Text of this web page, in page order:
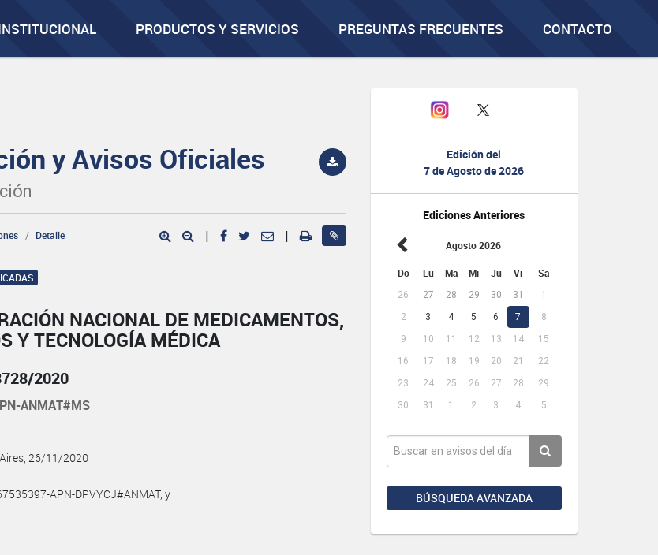
PRODUCTOS Y SERVICIOS PREGUNTAS FRECUENTES CONTACTO
Edición del
7 de Agosto de 2026
Ediciones Anteriores
Agosto 2026
Do Lu Ma Mi Ju Vi Sa
26 27 28 29 30 31
1
2
3 4 5 6 7
8
9
10 11 12 13 14
15
16
17 18 19 20 21
22
23
24 25 26 27 28
29
30
31 1 2 3 4 5
BÚSQUEDA AVANZADA
y Avisos Oficiales
Detalle | |
NACIONAL DE MEDICAMENTOS,
Y TECNOLOGÍA MÉDICA
2020
ANMAT#MS
26/11/2020
APN-DPVYCJ#ANMAT, y